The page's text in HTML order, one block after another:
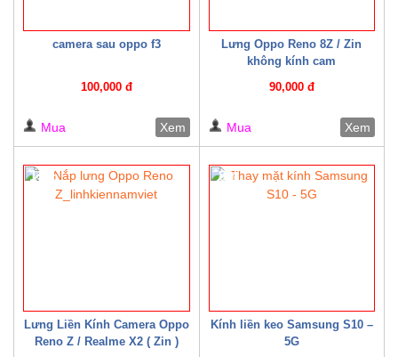
camera sau oppo f3
100,000 đ
Mua Xem
Lưng Oppo Reno 8Z / Zin
không kính cam
90,000 đ
Mua Xem
Lưng Liền Kính Camera Oppo
Reno Z / Realme X2 ( Zin )
13%
Kính liền keo Samsung S10 –
5G
8%